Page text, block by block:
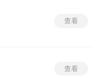
查看
查看